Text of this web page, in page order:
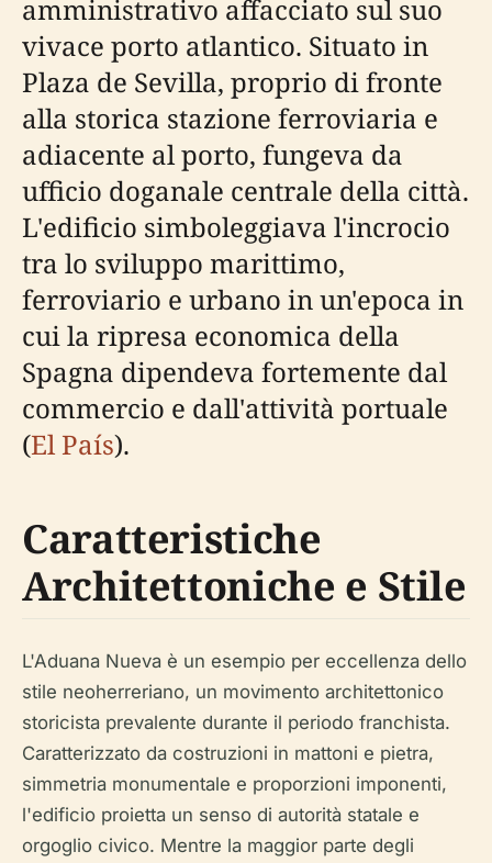
amministrativo affacciato sul suo
vivace porto atlantico. Situato in
Plaza de Sevilla, proprio di fronte
alla storica stazione ferroviaria e
adiacente al porto, fungeva da
ufficio doganale centrale della città.
L'edificio simboleggiava l'incrocio
tra lo sviluppo marittimo,
ferroviario e urbano in un'epoca in
cui la ripresa economica della
Spagna dipendeva fortemente dal
commercio e dall'attività portuale
(El País).
Caratteristiche
Architettoniche e Stile
L'Aduana Nueva è un esempio per eccellenza dello
stile neoherreriano, un movimento architettonico
storicista prevalente durante il periodo franchista.
Caratterizzato da costruzioni in mattoni e pietra,
simmetria monumentale e proporzioni imponenti,
l'edificio proietta un senso di autorità statale e
orgoglio civico. Mentre la maggior parte degli